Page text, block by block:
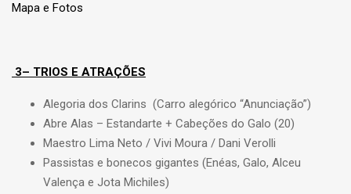
Mapa e Fotos
3– TRIOS E ATRAÇÕES
Alegoria dos Clarins (Carro alegórico “Anunciação”)
Abre Alas – Estandarte + Cabeções do Galo (20)
Maestro Lima Neto / Vivi Moura / Dani Verolli
Passistas e bonecos gigantes (Enéas, Galo, Alceu
Valença e Jota Michiles)